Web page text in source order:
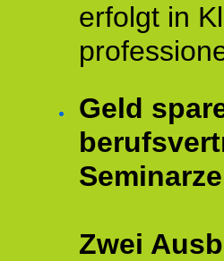
erfolgt in
Geld
Zwei